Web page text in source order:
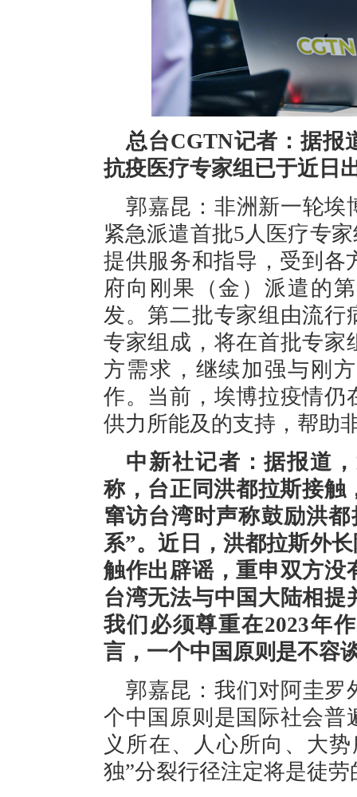
总台CGTN记者：据报
抗疫医疗专家组已于近日
郭嘉昆：非洲新一轮埃
紧急派遣首批5人医疗专
提供服务和指导，受到各
府向刚果（金）派遣的
发。第二批专家组由流行
专家组成，将在首批专家
方需求，继续加强与刚
作。当前，埃博拉疫情仍
供力所能及的支持，帮助
中新社记者：据报道
称，台正同洪都拉斯接触
窜访台湾时声称鼓励洪
系”。近日，洪都拉斯外
触作出辟谣，重申双方没
台湾无法与中国大陆相
我们必须尊重在2023年
言，一个中国原则是不容
郭嘉昆：我们对阿圭罗
个中国原则是国际社会普
义所在、人心所向、大
独”分裂行径注定将是徒